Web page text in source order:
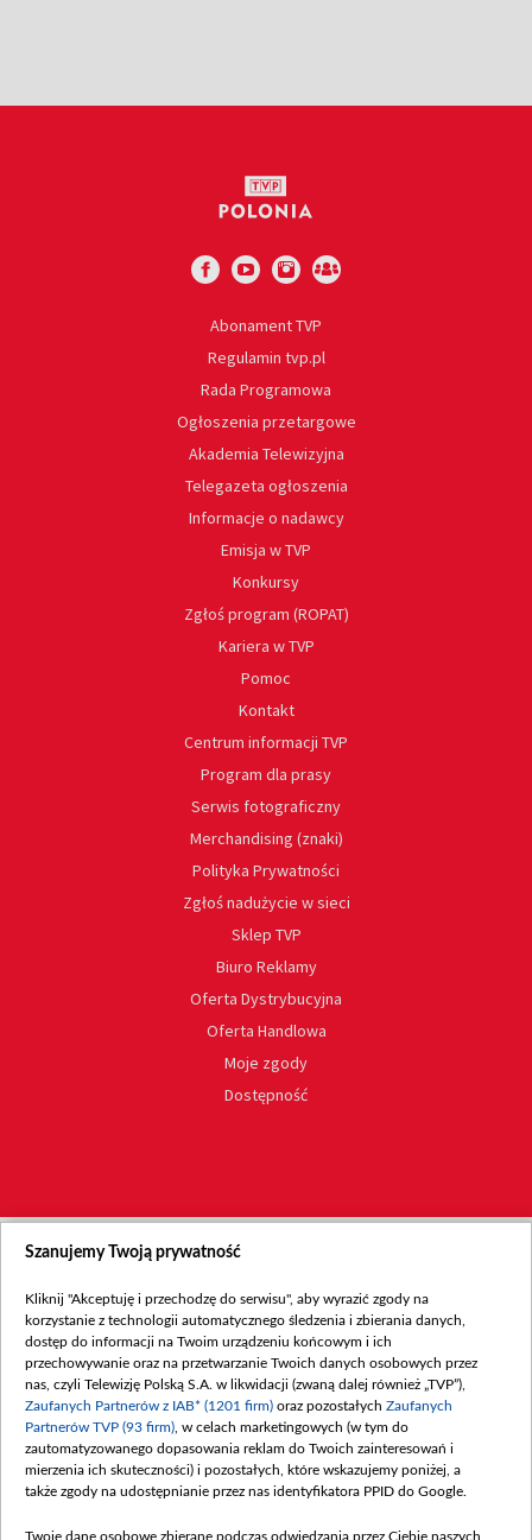
Abonament TVP
Regulamin tvp.pl
Rada Programowa
Ogłoszenia przetargowe
Akademia Telewizyjna
Telegazeta ogłoszenia
Informacje o nadawcy
Emisja w TVP
Konkursy
Zgłoś program (ROPAT)
Kariera w TVP
Pomoc
Kontakt
Centrum informacji TVP
Program dla prasy
Serwis fotograficzny
Merchandising (znaki)
Polityka Prywatności
Zgłoś nadużycie w sieci
Sklep TVP
Biuro Reklamy
Oferta Dystrybucyjna
Oferta Handlowa
Moje zgody
Dostępność
Szanujemy Twoją prywatność
Kliknij "Akceptuję i przechodzę do serwisu", aby wyrazić zgody na
korzystanie z technologii automatycznego śledzenia i zbierania danych,
dostęp do informacji na Twoim urządzeniu końcowym i ich
przechowywanie oraz na przetwarzanie Twoich danych osobowych przez
nas, czyli Telewizję Polską S.A. w likwidacji (zwaną dalej również „TVP”),
Zaufanych Partnerów z IAB* (1201 firm) oraz pozostałych Zaufanych
Partnerów TVP (93 firm) , w celach marketingowych (w tym do
zautomatyzowanego dopasowania reklam do Twoich zainteresowań i
mierzenia ich skuteczności) i pozostałych, które wskazujemy poniżej, a
także zgody na udostępnianie przez nas identyfikatora PPID do Google.
Twoje dane osobowe zbierane podczas odwiedzania przez Ciebie naszych